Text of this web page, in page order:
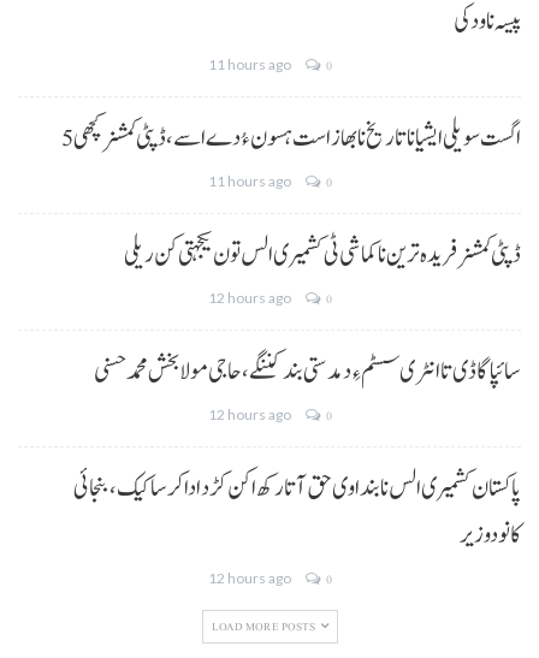
پیسہ نا ودکی
11 hours ago 0
5 اگست سویلی ایشیا نا تاریخ نا بھاز است ہسون ءُ دے اسے،ڈپٹی کمشنر کچھی
11 hours ago 0
ڈپٹی کمشنر فریدہ ترین نا کماشی ٹی کشمیری الس تون یکجہتی کن ریلی
12 hours ago 0
سائپا گاڈی تا انٹری سسٹم ءِ دمدستی بند کننگے، حاجی مولا بخش محمد حسنی
12 hours ago 0
پاکستان کشمیری الس نا بنداوی حق آتا رکھ اکن کڑد ادا کرسا کیک ،بنجائی
کانودوزیر
12 hours ago 0
LOAD MORE POSTS